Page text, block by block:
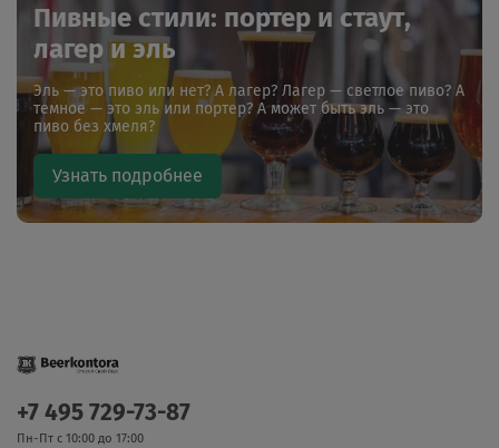
Пивные стили: портер и стаут,
лагер и эль
Эль — это пиво или нет? А лагер? Лагер — светлое пиво? А
темное — это эль или портер? А может быть эль — это
пиво без хмеля?
Узнать подробнее
+7 495 729-73-87
Пн-Пт с 10:00 до 17:00